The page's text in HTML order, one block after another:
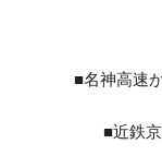
■名神高速
■近鉄